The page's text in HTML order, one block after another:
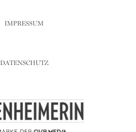
IMPRESSUM
DATENSCHUTZ